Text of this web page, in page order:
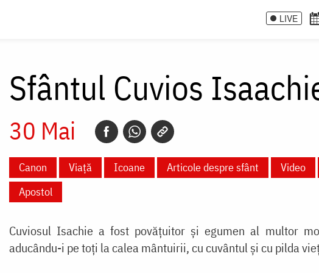
LIVE
Sfântul Cuvios
30 Mai
Canon Viață Icoane Articole despre sfânt Video
Apostol
Cuviosul Isachie a fost povățuitor și egumen al multor
aducându-i pe toți la calea mântuirii, cu cuvântul și cu pilda